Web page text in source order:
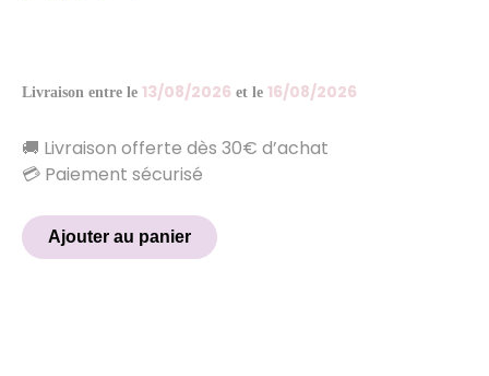
Livraison entre le 13/08/2026 et le 16/08/2026
🚚 Livraison offerte dès 30€ d’achat
💳 Paiement sécurisé
Ajouter au panier